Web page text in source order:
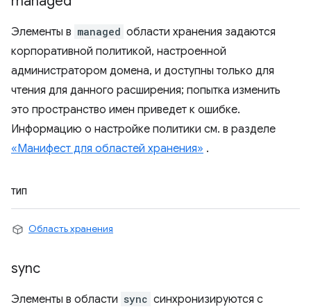
Элементы в managed области хранения задаются
корпоративной политикой, настроенной
администратором домена, и доступны только для
чтения для данного расширения; попытка изменить
это пространство имен приведет к ошибке.
Информацию о настройке политики см. в разделе
«Манифест для областей хранения» .
ТИП
Область хранения
sync
Элементы в области sync синхронизируются с